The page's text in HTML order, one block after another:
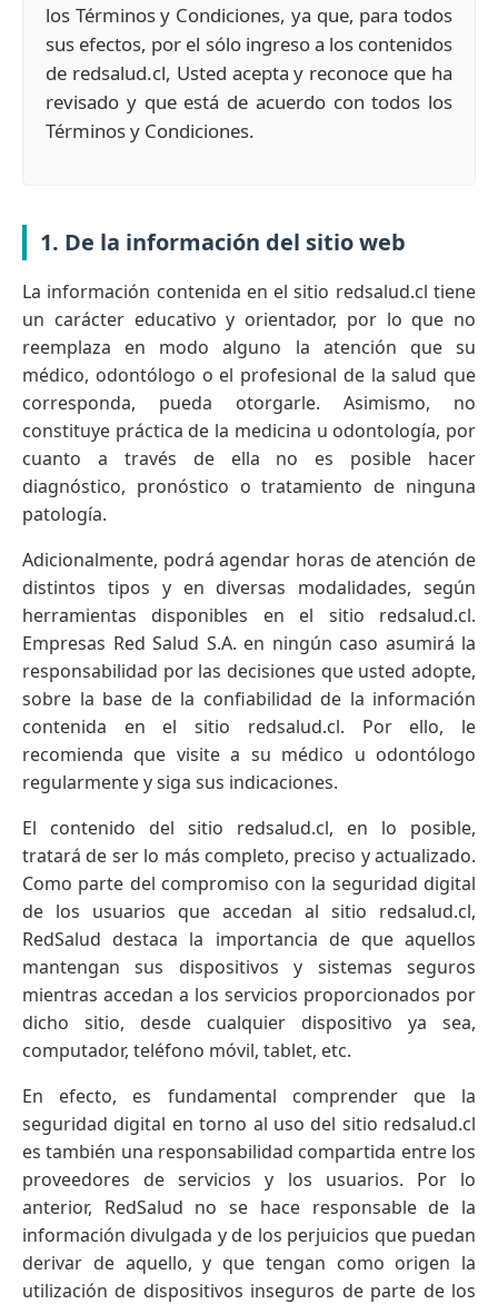
los Términos y Condiciones, ya que, para todos
sus efectos, por el sólo ingreso a los contenidos
de redsalud.cl, Usted acepta y reconoce que ha
revisado y que está de acuerdo con todos los
Términos y Condiciones.
1. De la información del sitio web
La información contenida en el sitio redsalud.cl tiene
un carácter educativo y orientador, por lo que no
reemplaza en modo alguno la atención que su
médico, odontólogo o el profesional de la salud que
corresponda, pueda otorgarle. Asimismo, no
constituye práctica de la medicina u odontología, por
cuanto a través de ella no es posible hacer
diagnóstico, pronóstico o tratamiento de ninguna
patología.
Adicionalmente, podrá agendar horas de atención de
distintos tipos y en diversas modalidades, según
herramientas disponibles en el sitio redsalud.cl.
Empresas Red Salud S.A. en ningún caso asumirá la
responsabilidad por las decisiones que usted adopte,
sobre la base de la confiabilidad de la información
contenida en el sitio redsalud.cl. Por ello, le
recomienda que visite a su médico u odontólogo
regularmente y siga sus indicaciones.
El contenido del sitio redsalud.cl, en lo posible,
tratará de ser lo más completo, preciso y actualizado.
Como parte del compromiso con la seguridad digital
de los usuarios que accedan al sitio redsalud.cl,
RedSalud destaca la importancia de que aquellos
mantengan sus dispositivos y sistemas seguros
mientras accedan a los servicios proporcionados por
dicho sitio, desde cualquier dispositivo ya sea,
computador, teléfono móvil, tablet, etc.
En efecto, es fundamental comprender que la
seguridad digital en torno al uso del sitio redsalud.cl
es también una responsabilidad compartida entre los
proveedores de servicios y los usuarios. Por lo
anterior, RedSalud no se hace responsable de la
información divulgada y de los perjuicios que puedan
derivar de aquello, y que tengan como origen la
utilización de dispositivos inseguros de parte de los